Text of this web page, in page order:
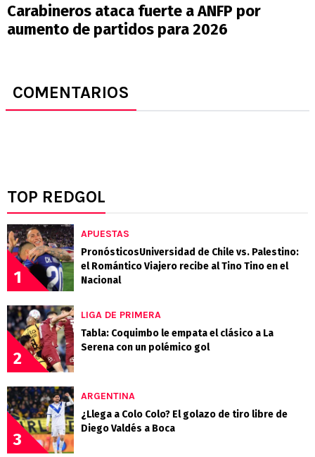
Carabineros ataca fuerte a ANFP por
aumento de partidos para 2026
COMENTARIOS
TOP REDGOL
1
APUESTAS
PronósticosUniversidad de Chile vs. Palestino:
el Romántico Viajero recibe al Tino Tino en el
Nacional
2
LIGA DE PRIMERA
Tabla: Coquimbo le empata el clásico a La
Serena con un polémico gol
3
ARGENTINA
¿Llega a Colo Colo? El golazo de tiro libre de
Diego Valdés a Boca